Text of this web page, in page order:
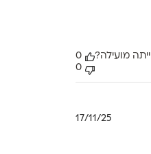
מועילה?
0
0
תאריך17/11/25